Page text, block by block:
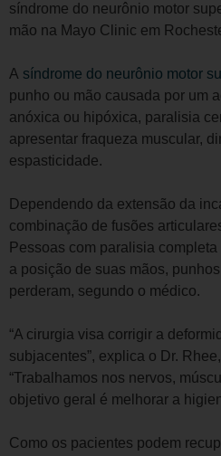
síndrome do neurônio motor
mão na Mayo Clinic em
A síndrome do neurônio motor
punho ou mão causada por um
anóxica ou hipóxica, paralisia
apresentar fraqueza muscular,
espasticidade.
Dependendo da extensão da
combinação de fusões
Pessoas com paralisia
a posição de suas mãos,
perderam, segundo o médico.
“A cirurgia visa corrigir a
subjacentes”, explica o Dr.
“Trabalhamos nos nervos,
objetivo geral é melhorar a
Como os pacientes podem